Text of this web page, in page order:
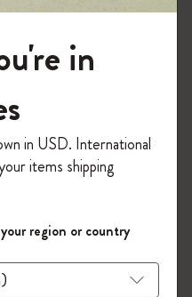
へようこそ
力すると、初回注
になります。セ
品は適用外。
作成して限定オフ
多くのインスピ
れましょう。
in
in USD. International
items shipping
region or country